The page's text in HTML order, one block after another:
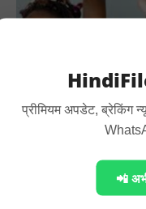
प्रीमियम अपडेट, ब्रेकिंग
📲
विद्यार्थी और राजनीति